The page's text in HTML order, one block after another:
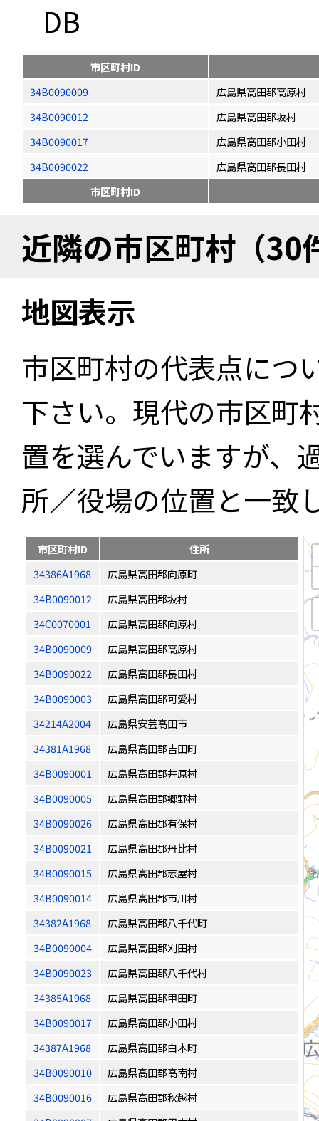
DB
市区町村ID
34B0090009
広島県高田郡高原村
34B0090012
広島県高田郡坂村
34B0090017
広島県高田郡小田村
34B0090022
広島県高田郡長田村
市区町村ID
近隣の市区町村（30
地図表示
市区町村の代表点につ
下さい。現代の市区町
置を選んでいますが、
所／役場の位置と一致
市区町村ID
住所
34386A1968
広島県高田郡向原町
34B0090012
広島県高田郡坂村
34C0070001
広島県高田郡向原村
34B0090009
広島県高田郡高原村
34B0090022
広島県高田郡長田村
34B0090003
広島県高田郡可愛村
34214A2004
広島県安芸高田市
34381A1968
広島県高田郡吉田町
34B0090001
広島県高田郡井原村
34B0090005
広島県高田郡郷野村
34B0090026
広島県高田郡有保村
34B0090021
広島県高田郡丹比村
34B0090015
広島県高田郡志屋村
34B0090014
広島県高田郡市川村
34382A1968
広島県高田郡八千代町
34B0090004
広島県高田郡刈田村
34B0090023
広島県高田郡八千代村
34385A1968
広島県高田郡甲田町
34B0090017
広島県高田郡小田村
34387A1968
広島県高田郡白木町
34B0090010
広島県高田郡高南村
34B0090016
広島県高田郡秋越村